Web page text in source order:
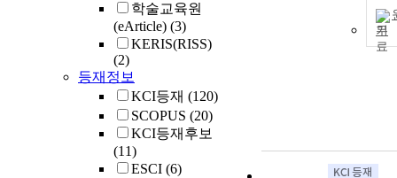
학술교육원
(eArticle) (3)
KERIS(RISS)
(2)
등재정보
KCI등재 (120)
SCOPUS (20)
KCI등재후보
(11)
ESCI (6)
기